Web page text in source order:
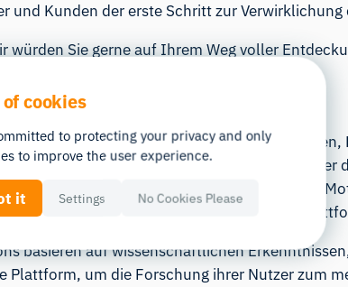
und Kunden der erste Schritt zur Verwirklichung
würden Sie gerne auf Ihrem Weg voller
und hat seinen Hauptsitz in Kopenhagen,
Sydney. Das Unternehmen ist Anbieter
Einflussfaktoren menschlichen Verhaltens.
zusammen, die die Lösungen der
basieren auf wissenschaftlichen
Plattform, um die Forschung ihrer Nutzer zum
of cookies
to protecting your privacy and only
to improve the user experience.
it Settings No Cookies Please